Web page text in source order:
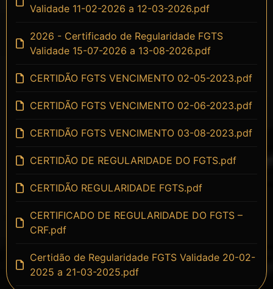
Validade 11-02-2026 a 12-03-2026.pdf
2026 - Certificado de Regularidade FGTS
Validade 15-07-2026 a 13-08-2026.pdf
CERTIDÃO FGTS VENCIMENTO 02-05-2023.pdf
CERTIDÃO FGTS VENCIMENTO 02-06-2023.pdf
CERTIDÃO FGTS VENCIMENTO 03-08-2023.pdf
CERTIDÃO DE REGULARIDADE DO FGTS.pdf
CERTIDÃO REGULARIDADE FGTS.pdf
CERTIFICADO DE REGULARIDADE DO FGTS –
CRF.pdf
Certidão de Regularidade FGTS Validade 20-02-
2025 a 21-03-2025.pdf